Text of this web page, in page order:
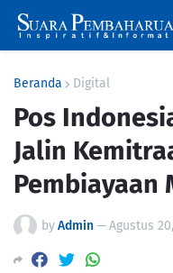
Beranda Digital
Pos
Jalin
Pembiayaan
byAdmin—Agustus